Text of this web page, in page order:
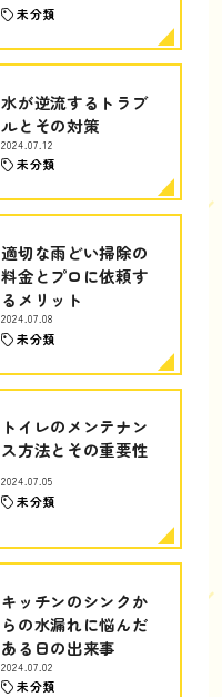
未分類
水が逆流するトラブ
ルとその対策
2024.07.12
未分類
適切な雨どい掃除の
料金とプロに依頼す
るメリット
2024.07.08
未分類
トイレのメンテナン
ス方法とその重要性
2024.07.05
未分類
キッチンのシンクか
らの水漏れに悩んだ
ある日の出来事
2024.07.02
未分類